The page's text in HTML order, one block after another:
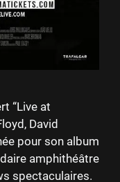
“Live at
David
pour son album
amphithéâtre
spectaculaires.